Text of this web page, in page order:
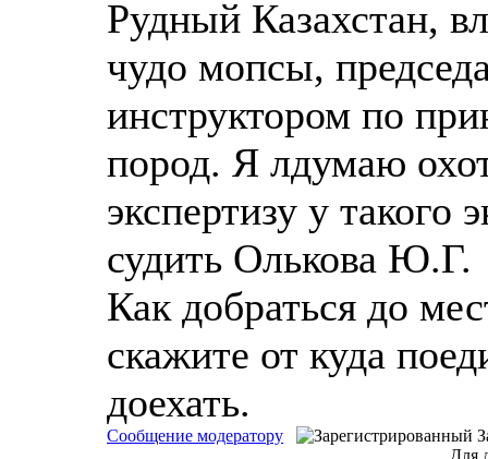
Рудный Казахстан,
чудо мопсы,
инструктором по
пород. Я лдумаю
экспертизу у такого
судить Олькова Ю.Г.
Как добраться до
скажите от куда
доехать.
Сообщение модератору
Для